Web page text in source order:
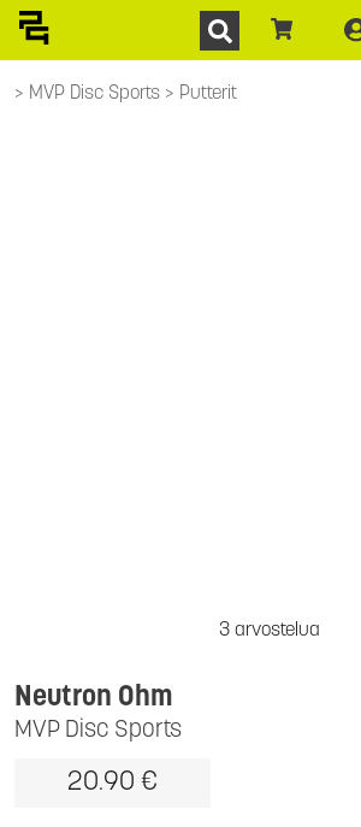
MVP Disc Sports Putterit
3 arvostelua
MVP Disc Sports
Neutron Ohm
20.90 €